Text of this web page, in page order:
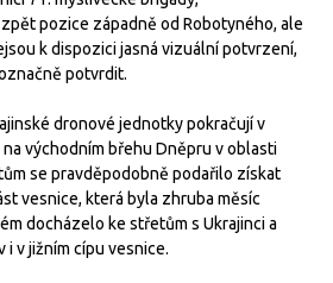
pozice západně od Robotyného, ale
k dispozici jasná vizuální potvrzení,
potvrdit.
dronové jednotky pokračují v
východním břehu Dněpru v oblasti
se pravděpodobně podařilo získat
vesnice, která byla zhruba měsíc
docházelo ke střetům s Ukrajinci a
i v jižním cípu vesnice.